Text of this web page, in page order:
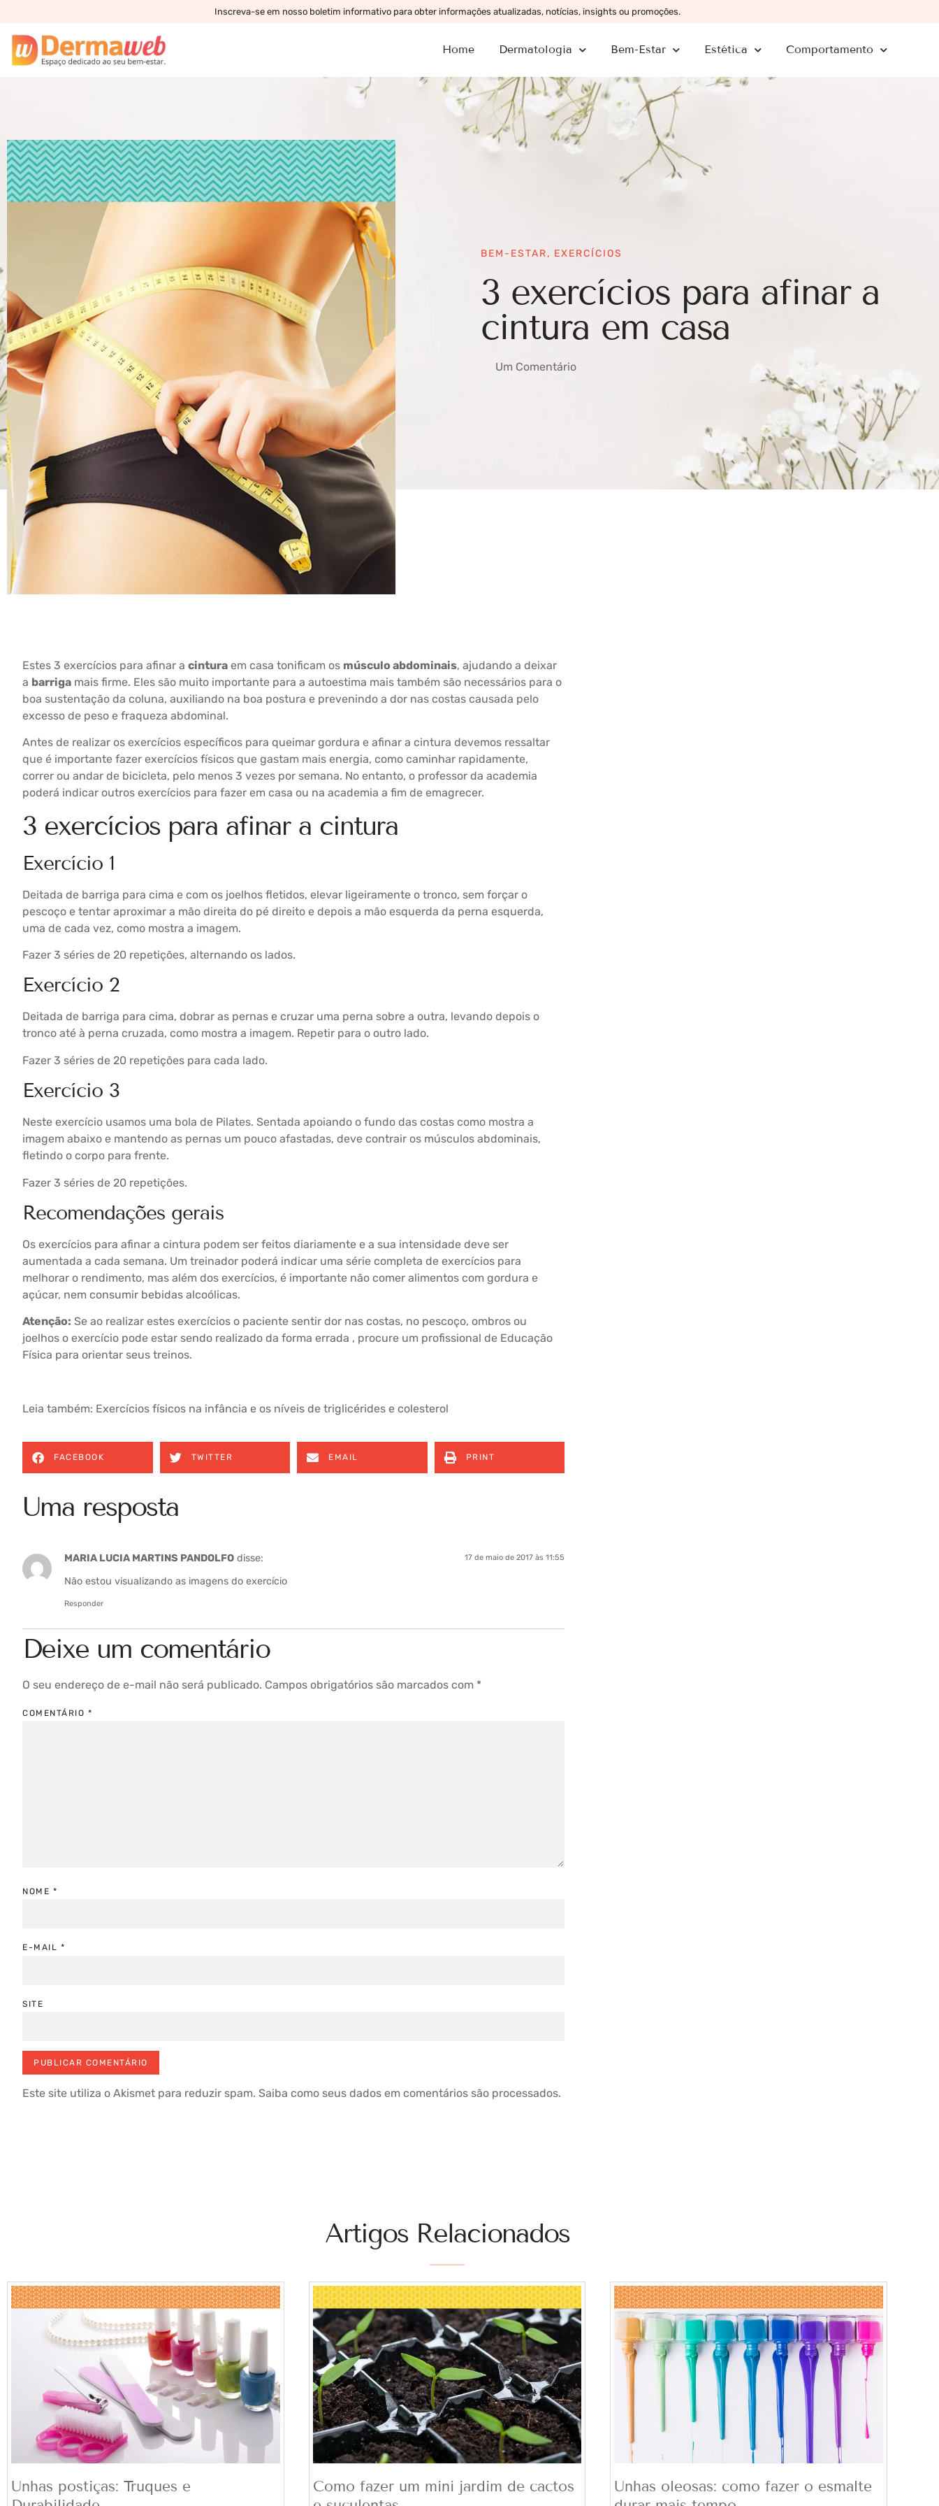
Inscreva-se em nosso boletim informativo para obter informações atualizadas, notícias, insights ou promoções.
Home Dermatologia Bem-Estar Estética Comportamento
BEM-ESTAR, EXERCÍCIOS
3 exercícios para afinar a
cintura em casa
Um Comentário
Estes 3 exercícios para afinar a cintura em casa tonificam os músculo abdominais, ajudando a deixar
a barriga mais firme. Eles são muito importante para a autoestima mais também são necessários para o
boa sustentação da coluna, auxiliando na boa postura e prevenindo a dor nas costas causada pelo
excesso de peso e fraqueza abdominal.
Antes de realizar os exercícios específicos para queimar gordura e afinar a cintura devemos ressaltar
que é importante fazer exercícios físicos que gastam mais energia, como caminhar rapidamente,
correr ou andar de bicicleta, pelo menos 3 vezes por semana. No entanto, o professor da academia
poderá indicar outros exercícios para fazer em casa ou na academia a fim de emagrecer.
3 exercícios para afinar a cintura
Exercício 1
Deitada de barriga para cima e com os joelhos fletidos, elevar ligeiramente o tronco, sem forçar o
pescoço e tentar aproximar a mão direita do pé direito e depois a mão esquerda da perna esquerda,
uma de cada vez, como mostra a imagem.
Fazer 3 séries de 20 repetições, alternando os lados.
Exercício 2
Deitada de barriga para cima, dobrar as pernas e cruzar uma perna sobre a outra, levando depois o
tronco até à perna cruzada, como mostra a imagem. Repetir para o outro lado.
Fazer 3 séries de 20 repetições para cada lado.
Exercício 3
Neste exercício usamos uma bola de Pilates. Sentada apoiando o fundo das costas como mostra a
imagem abaixo e mantendo as pernas um pouco afastadas, deve contrair os músculos abdominais,
fletindo o corpo para frente.
Fazer 3 séries de 20 repetições.
Recomendações gerais
Os exercícios para afinar a cintura podem ser feitos diariamente e a sua intensidade deve ser
aumentada a cada semana. Um treinador poderá indicar uma série completa de exercícios para
melhorar o rendimento, mas além dos exercícios, é importante não comer alimentos com gordura e
açúcar, nem consumir bebidas alcoólicas.
Atenção: Se ao realizar estes exercícios o paciente sentir dor nas costas, no pescoço, ombros ou
joelhos o exercício pode estar sendo realizado da forma errada , procure um profissional de Educação
Física para orientar seus treinos.
Leia também: Exercícios físicos na infância e os níveis de triglicérides e colesterol
FACEBOOK TWITTER EMAIL PRINT
Uma resposta
MARIA LUCIA MARTINS PANDOLFO disse: 17 de maio de 2017 às 11:55
Não estou visualizando as imagens do exercício
Responder
Deixe um comentário
O seu endereço de e-mail não será publicado. Campos obrigatórios são marcados com *
COMENTÁRIO *
NOME *
E-MAIL *
SITE
Este site utiliza o Akismet para reduzir spam. Saiba como seus dados em comentários são processados.
Artigos Relacionados
Unhas postiças: Truques e
Como fazer um mini jardim de cactos
Unhas oleosas: como fazer o esmalte